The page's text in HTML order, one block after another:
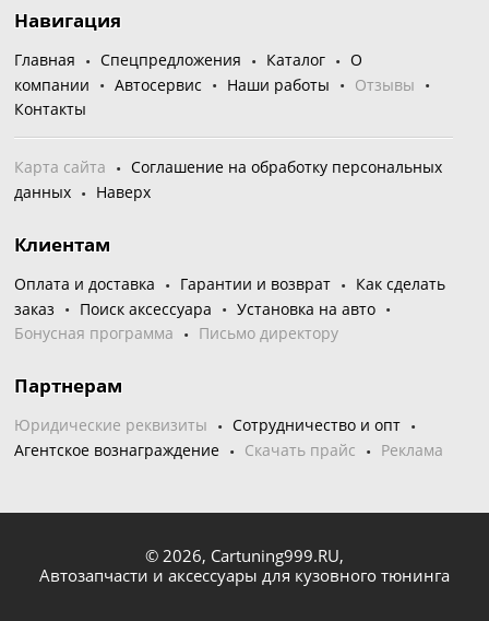
Навигация
Главная Спецпредложения Каталог
О
компании
Автосервис Наши работы
Отзывы
Контакты
Карта сайта
Соглашение на обработку персональных
данных
Наверх
Клиентам
Оплата и доставка Гарантии и возврат
Как сделать
заказ
Поиск аксессуара
Установка на авто
Бонусная программа
Письмо директору
Партнерам
Юридические реквизиты
Сотрудничество и опт
Агентское вознаграждение
Скачать прайс Реклама
© 2026, Cartuning999.RU,
Автозапчасти и аксессуары для кузовного тюнинга